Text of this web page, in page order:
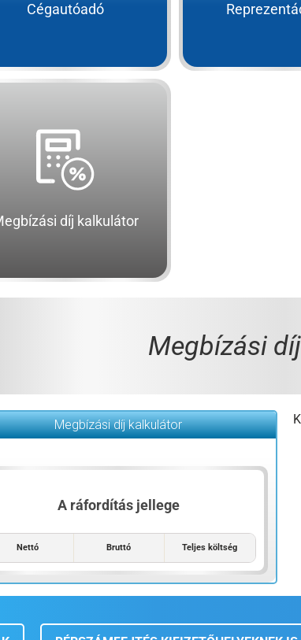
Cégautóadó
díj kalkulátor
Megbízási
Megbízási díj kalkulátor
A ráfordítás jellege
Nettó Bruttó Teljes költség